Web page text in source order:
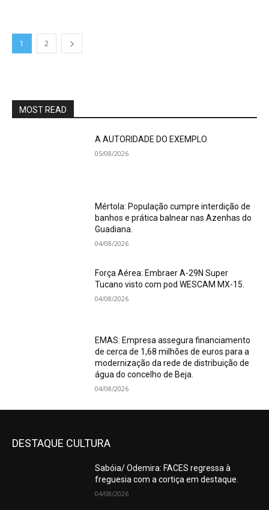
1 2
MOST READ
A AUTORIDADE DO EXEMPLO
05/08/2026
Mértola: População cumpre interdição de
banhos e prática balnear nas Azenhas do
Guadiana.
04/08/2026
Força Aérea: Embraer A-29N Super
Tucano visto com pod WESCAM MX-15.
04/08/2026
EMAS: Empresa assegura financiamento
de cerca de 1,68 milhões de euros para a
modernização da rede de distribuição de
água do concelho de Beja.
04/08/2026
DESTAQUE CULTURA
Sabóia/ Odemira: FACES regressa à
freguesia com a cortiça em destaque.
04/08/2026